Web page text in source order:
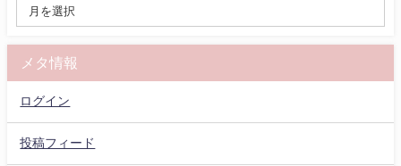
メタ情報
ログイン
投稿フィード